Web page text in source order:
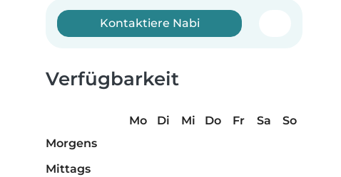
Kontaktiere Nabi
Verfügbarkeit
Mo Di Mi Do Fr Sa
So
Morgens
Mittags